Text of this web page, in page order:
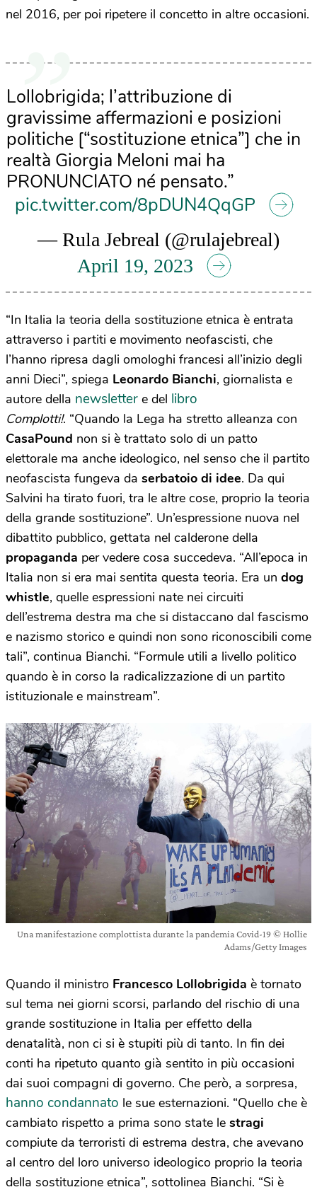
nel 2016, per poi ripetere il concetto in altre occasioni.
Lollobrigida; l’attribuzione di
gravissime affermazioni e posizioni
politiche [“sostituzione etnica”] che in
realtà Giorgia Meloni mai ha
PRONUNCIATO né pensato.”
pic.twitter.com/8pDUN4QqGP
— Rula Jebreal (@rulajebreal)
April 19, 2023
“In Italia la teoria della sostituzione etnica è entrata
attraverso i partiti e movimento neofascisti, che
l’hanno ripresa dagli omologhi francesi all’inizio degli
anni Dieci”, spiega Leonardo Bianchi, giornalista e
autore della newsletter e del libro
Complotti!. “Quando la Lega ha stretto alleanza con
CasaPound non si è trattato solo di un patto
elettorale ma anche ideologico, nel senso che il partito
neofascista fungeva da serbatoio di idee. Da qui
Salvini ha tirato fuori, tra le altre cose, proprio la teoria
della grande sostituzione”. Un’espressione nuova nel
dibattito pubblico, gettata nel calderone della
propaganda per vedere cosa succedeva. “All’epoca in
Italia non si era mai sentita questa teoria. Era un dog
whistle, quelle espressioni nate nei circuiti
dell’estrema destra ma che si distaccano dal fascismo
e nazismo storico e quindi non sono riconoscibili come
tali”, continua Bianchi. “Formule utili a livello politico
quando è in corso la radicalizzazione di un partito
istituzionale e mainstream”.
Una manifestazione complottista durante la pandemia Covid-19 © Hollie
Adams/Getty Images
Quando il ministro Francesco Lollobrigida è tornato
sul tema nei giorni scorsi, parlando del rischio di una
grande sostituzione in Italia per effetto della
denatalità, non ci si è stupiti più di tanto. In fin dei
conti ha ripetuto quanto già sentito in più occasioni
dai suoi compagni di governo. Che però, a sorpresa,
hanno condannato le sue esternazioni. “Quello che è
cambiato rispetto a prima sono state le stragi
compiute da terroristi di estrema destra, che avevano
al centro del loro universo ideologico proprio la teoria
della sostituzione etnica”, sottolinea Bianchi. “Si è